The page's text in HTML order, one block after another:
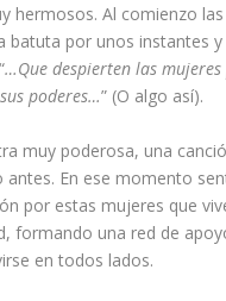
hermosos. Al comienzo
batuta por unos instantes
…Que despierten las
poderes…” (O algo así).
muy poderosa, una
antes. En ese momento
por estas mujeres que
formando una red de
en todos lados.